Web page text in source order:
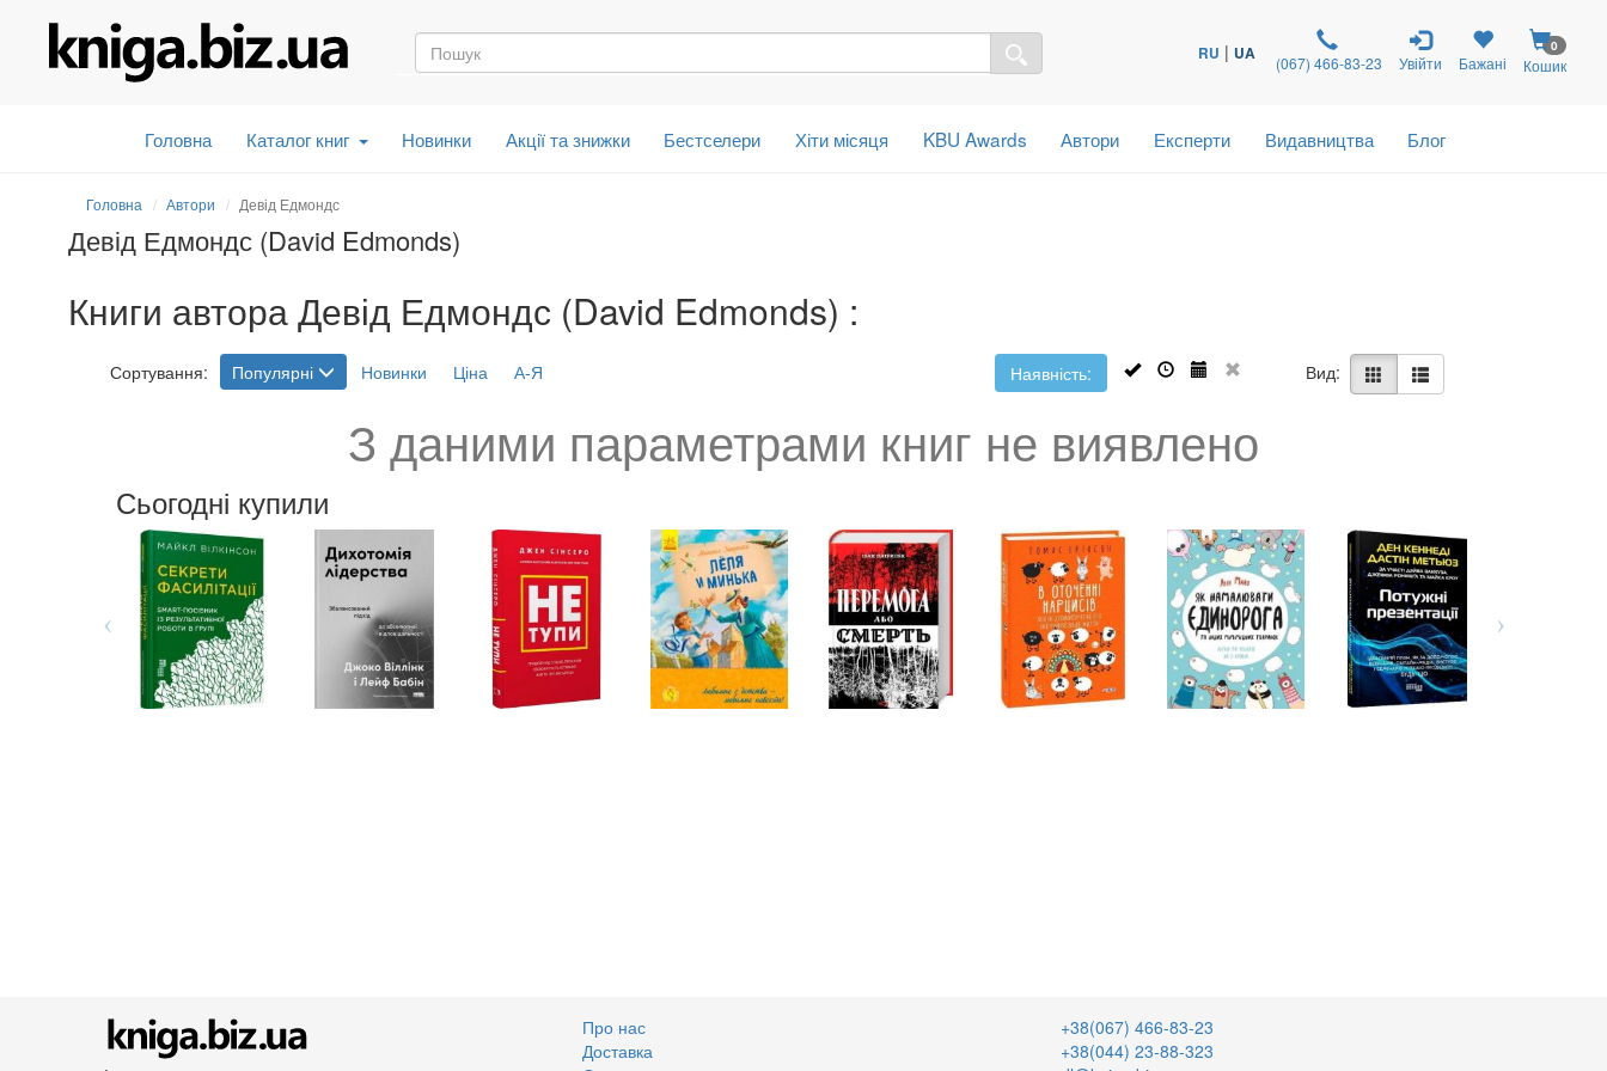
RU | UA (067) 466-83-23 Увійти Бажані
0
Кошик
Головна Каталог книг Новинки Акції та знижки Бестселери Хіти місяця KBU Awards Автори Експерти Видавництва Блог
Головна Автори Девід Едмондс
Девід Едмондс (David Edmonds)
Книги автора Девід Едмондс (David Edmonds) :
Сортування: Популярні Новинки Ціна А-Я Наявність: Вид:
З даними параметрами книг не виявлено
Сьогодні купили
Про нас
Доставка
+38(067) 466-83-23
+38(044) 23-88-323